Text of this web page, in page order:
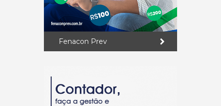
Fenacon Prev